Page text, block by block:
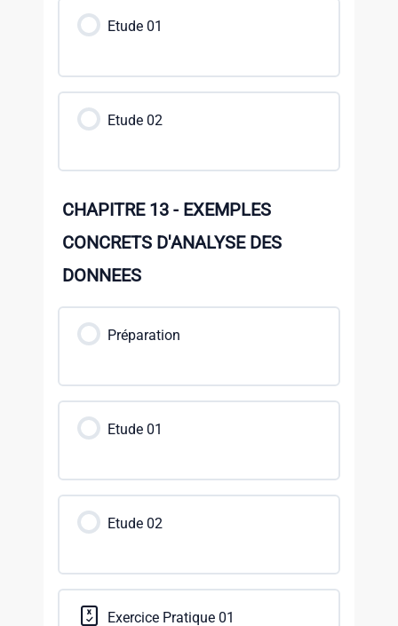
Etude 01
Etude 02
CHAPITRE 13 - EXEMPLES
CONCRETS D'ANALYSE DES
DONNEES
Préparation
Etude 01
Etude 02
Exercice Pratique 01